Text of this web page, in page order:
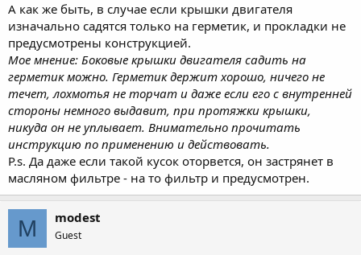
А как же быть, в случае если крышки двигателя
изначально садятся только на герметик, и прокладки не
предусмотрены конструкцией.
Мое мнение: Боковые крышки двигателя садить на
герметик можно. Герметик держит хорошо, ничего не
течет, лохмотья не торчат и даже если его с внутренней
стороны немного выдавит, при протяжки крышки,
никуда он не уплывает. Внимательно прочитать
инструкцию по применению и действовать.
P.s. Да даже если такой кусок оторвется, он застрянет в
масляном фильтре - на то фильтр и предусмотрен.
M modest
Guest